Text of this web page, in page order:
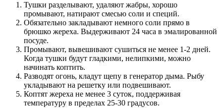
Тушки разделывают, удаляют жабры, хорошо
промывают, натирают смесью соли и специй.
Обязательно закладывают немного соли прямо в
брюшко жереха. Выдерживают 24 часа в эмалированной
посуде.
Промывают, вывешивают сушиться не менее 1-2 дней.
Когда тушки будут гладкими, нелипкими, можно
начинать коптить.
Разводят огонь, кладут щепу в генератор дыма. Рыбу
укладывают на решетку или подвешивают.
Коптят жереха не менее 3 суток, поддерживая
температуру в пределах 25-30 градусов.